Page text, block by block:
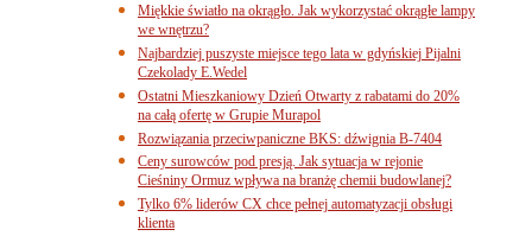
Miękkie światło na okrągło. Jak wykorzystać okrągłe lampy
we wnętrzu?
Najbardziej puszyste miejsce tego lata w gdyńskiej Pijalni
Czekolady E.Wedel
Ostatni Mieszkaniowy Dzień Otwarty z rabatami do 20%
na całą ofertę w Grupie Murapol
Rozwiązania przeciwpaniczne BKS: dźwignia B-7404
Ceny surowców pod presją. Jak sytuacja w rejonie
Cieśniny Ormuz wpływa na branżę chemii budowlanej?
Tylko 6% liderów CX chce pełnej automatyzacji obsługi
klienta